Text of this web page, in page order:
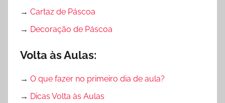
→ Cartaz de Páscoa
→ Decoração de Páscoa
Volta às Aulas:
→ O que fazer no primeiro dia de aula?
→ Dicas Volta às Aulas